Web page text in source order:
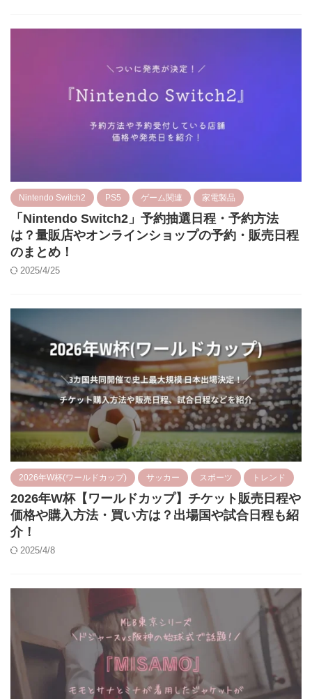
Nintendo Switch2 PS5 ゲーム関連 家電製品
「Nintendo Switch2」予約抽選日程・予約方法
は？量販店やオンラインショップの予約・販売日程
のまとめ！
2025/4/25
2026年W杯(ワールドカップ) サッカー スポーツ トレンド
2026年W杯【ワールドカップ】チケット販売日程や
価格や購入方法・買い方は？出場国や試合日程も紹
介！
2025/4/8